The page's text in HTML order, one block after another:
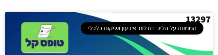
הממונה על הליכי חדלות פירעון ושיקום כלכלי